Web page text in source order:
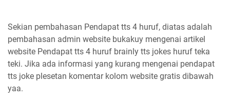
Sekian pembahasan Pendapat tts 4 huruf, diatas adalah
pembahasan admin website bukakuy mengenai artikel
website Pendapat tts 4 huruf brainly tts jokes huruf teka
teki. Jika ada informasi yang kurang mengenai pendapat
tts joke plesetan komentar kolom website gratis dibawah
yaa.